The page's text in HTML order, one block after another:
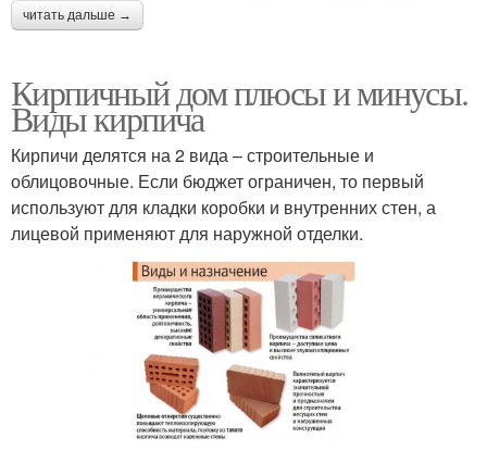
читать дальше →
Кирпичный дом плюсы и минусы.
Виды кирпича
Кирпичи делятся на 2 вида – строительные и
облицовочные. Если бюджет ограничен, то первый
используют для кладки коробки и внутренних стен, а
лицевой применяют для наружной отделки.